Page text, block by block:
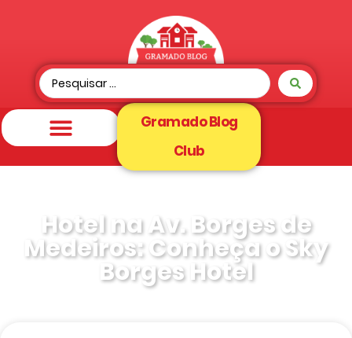
Gramado Blog
Club
Hotel na Av. Borges de
Medeiros: Conheça o Sky
Borges Hotel